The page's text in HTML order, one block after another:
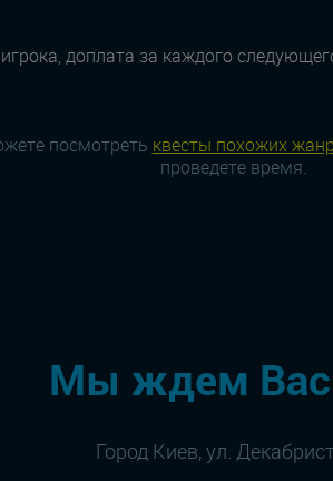
доплата за каждого
посмотреть квесты похожих
проведете время.
Мы ждем Вас
Город Киев, ул.